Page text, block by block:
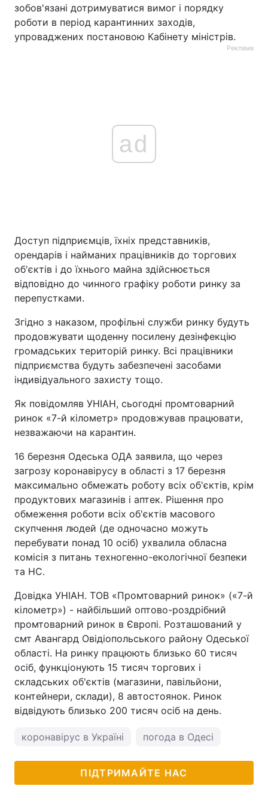
зобов'язані дотримуватися вимог і порядку
роботи в період карантинних заходів,
упроваджених постановою Кабінету міністрів.
Реклама
ad
Доступ підприємців, їхніх представників,
орендарів і найманих працівників до торгових
об'єктів і до їхнього майна здійснюється
відповідно до чинного графіку роботи ринку за
перепустками.
Згідно з наказом, профільні служби ринку будуть
продовжувати щоденну посилену дезінфекцію
громадських територій ринку. Всі працівники
підприємства будуть забезпечені засобами
індивідуального захисту тощо.
Як повідомляв УНІАН, сьогодні промтоварний
ринок «7-й кілометр» продовжував працювати,
незважаючи на карантин.
16 березня Одеська ОДА заявила, що через
загрозу коронавірусу в області з 17 березня
максимально обмежать роботу всіх об'єктів, крім
продуктових магазинів і аптек. Рішення про
обмеження роботи всіх об'єктів масового
скупчення людей (де одночасно можуть
перебувати понад 10 осіб) ухвалила обласна
комісія з питань техногенно-екологічної безпеки
та НС.
Довідка УНІАН. ТОВ «Промтоварний ринок» («7-й
кілометр») - найбільший оптово-роздрібний
промтоварний ринок в Європі. Розташований у
смт Авангард Овідіопольського району Одеської
області. На ринку працюють близько 60 тисяч
осіб, функціонують 15 тисяч торгових і
складських об'єктів (магазини, павільйони,
контейнери, склади), 8 автостоянок. Ринок
відвідують близько 200 тисяч осіб на день.
коронавірус в Україні погода в Одесі
ПІДТРИМАЙТЕ НАС